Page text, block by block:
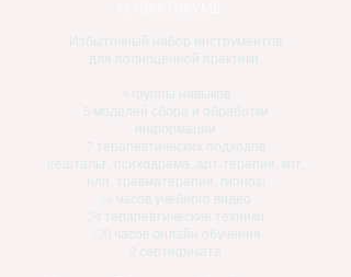
Избыточный набор инструментов
для полноценной практики.
4 группы навыков
5 моделей сбора и обработки
информации
7 терапевтических подходов
(гештальт, психодрама, арт-терапия, кпт,
нлп, травматерапия, гипноз)
16 часов учебного видео
24 терапевтические техники
120 часов онлайн обучения
2 сертификата